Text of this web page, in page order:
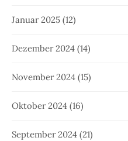
Januar 2025 (12)
Dezember 2024 (14)
November 2024 (15)
Oktober 2024 (16)
September 2024 (21)